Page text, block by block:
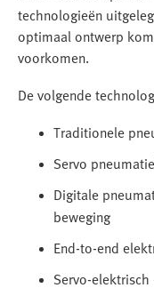
technologieën
optimaal ontwerp
voorkomen.
De volgende
Traditionele
Servo
Digitale
beweging
End-to-end
Servo-